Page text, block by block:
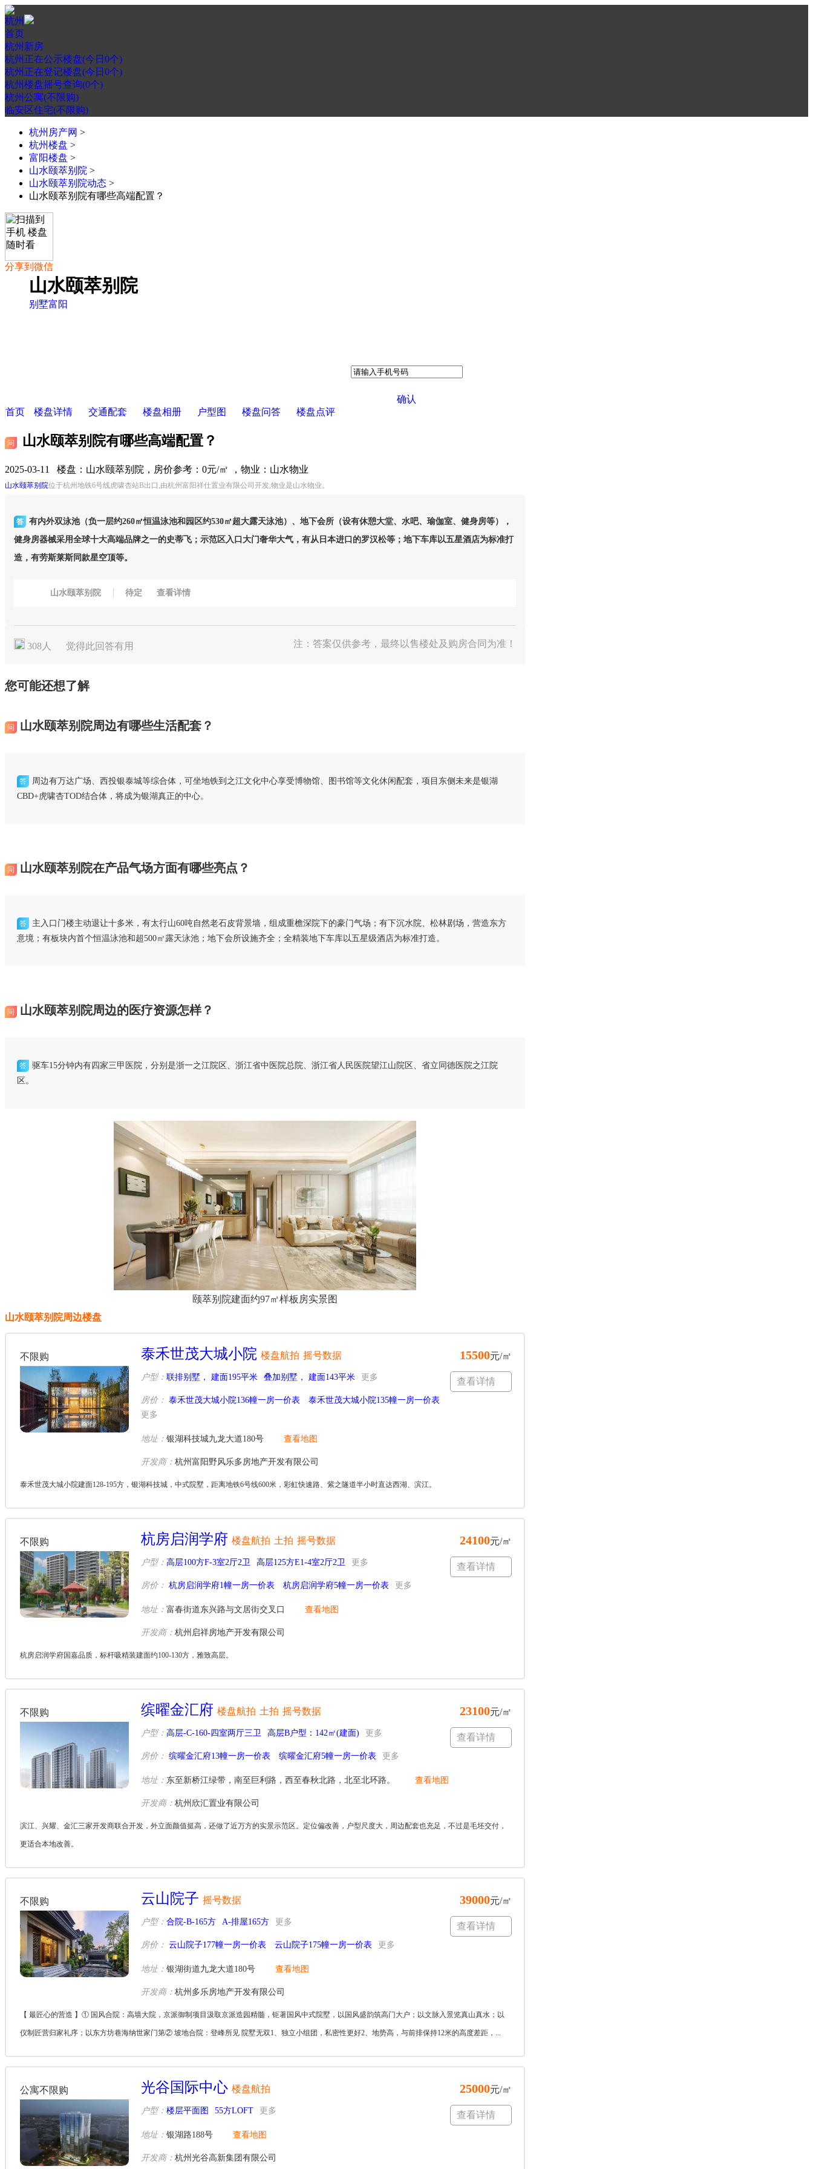
杭州
首页
杭州新房
杭州正在公示楼盘(今日0个)
杭州正在登记楼盘(今日0个)
杭州楼盘摇号查询(0个)
杭州公寓(不限购)
临安区住宅(不限购)
杭州房产网 >
杭州楼盘 >
富阳楼盘 >
山水颐萃别院 >
山水颐萃别院动态 >
山水颐萃别院有哪些高端配置？
分享到微信
山水颐萃别院
别墅富阳
确认
首页
楼盘详情 交通配套 楼盘相册 户型图 楼盘问答 楼盘点评
问 山水颐萃别院有哪些高端配置？
2025-03-11 楼盘： 山水颐萃别院，房价参考：0元/㎡ ，物业：山水物业
山水颐萃别院位于杭州地铁6号线虎啸杏站B出口,由杭州富阳祥仕置业有限公司开发,物业是山水物业。
答
有内外双泳池（负一层约260㎡恒温泳池和园区约530㎡超大露天泳池）、地下会所（设有休憩大堂、水吧、瑜伽室、健身房等），
健身房器械采用全球十大高端品牌之一的史蒂飞；示范区入口大门奢华大气，有从日本进口的罗汉松等；地下车库以五星酒店为标准打
造，有劳斯莱斯同款星空顶等。
山水颐萃别院 待定 查看详情
308 人 觉得此回答有用 注：答案仅供参考，最终以售楼处及购房合同为准！
您可能还想了解
问 山水颐萃别院周边有哪些生活配套？
答
周边有万达广场、西投银泰城等综合体，可坐地铁到之江文化中心享受博物馆、图书馆等文化休闲配套，项目东侧未来是银湖
CBD+虎啸杏TOD结合体，将成为银湖真正的中心。
问 山水颐萃别院在产品气场方面有哪些亮点？
答
主入口门楼主动退让十多米，有太行山60吨自然老石皮背景墙，组成重檐深院下的豪门气场；有下沉水院、松林剧场，营造东方
意境；有板块内首个恒温泳池和超500㎡露天泳池；地下会所设施齐全；全精装地下车库以五星级酒店为标准打造。
问 山水颐萃别院周边的医疗资源怎样？
答
驱车15分钟内有四家三甲医院，分别是浙一之江院区、浙江省中医院总院、浙江省人民医院望江山院区、省立同德医院之江院
区。
颐萃别院建面约97㎡样板房实景图
山水颐萃别院周边楼盘
不限购 泰禾世茂大城小院 楼盘航拍 摇号数据
户型： 联排别墅， 建面195平米 叠加别墅， 建面143平米 更多
房价： 泰禾世茂大城小院136幢一房一价表
泰禾世茂大城小院135幢一房一价表
更多
地址： 银湖科技城九龙大道180号 查看地图
开发商： 杭州富阳野风乐多房地产开发有限公司
15500元/㎡
查看详情
泰禾世茂大城小院建面128-195方，银湖科技城，中式院墅，距离地铁6号线600米，彩虹快速路、紫之隧道半小时直达西湖、滨江。
不限购 杭房启润学府 楼盘航拍 土拍 摇号数据
户型： 高层100方F-3室2厅2卫 高层125方E1-4室2厅2卫 更多
房价： 杭房启润学府1幢一房一价表 杭房启润学府5幢一房一价表 更多
地址： 富春街道东兴路与文居街交叉口 查看地图
开发商： 杭州启祥房地产开发有限公司
24100元/㎡
查看详情
杭房启润学府国嘉品质，标杆吸精装建面约100-130方，雅致高层。
不限购 缤曜金汇府 楼盘航拍 土拍 摇号数据
户型： 高层-C-160-四室两厅三卫 高层B户型：142㎡(建面) 更多
房价： 缤曜金汇府13幢一房一价表 缤曜金汇府5幢一房一价表 更多
地址： 东至新桥江绿带，南至巨利路，西至春秋北路，北至北环路。 查看地图
开发商： 杭州欣汇置业有限公司
23100元/㎡
查看详情
滨江、兴耀、金汇三家开发商联合开发，外立面颜值挺高，还做了近万方的实景示范区。定位偏改善，户型尺度大，周边配套也充足，不过是毛坯交付，
更适合本地改善。
不限购 云山院子 摇号数据
户型： 合院-B-165方 A-排屋165方 更多
房价： 云山院子177幢一房一价表 云山院子175幢一房一价表 更多
地址： 银湖街道九龙大道180号 查看地图
开发商： 杭州多乐房地产开发有限公司
39000元/㎡
查看详情
【 最匠心的营造 】① 国风合院：高墙大院，京派御制项目汲取京派造园精髓，钜著国风中式院墅，以国风盛韵筑高门大户；以文脉入景览真山真水；以
仪制匠营归家礼序；以东方坊巷海纳世家门第② 坡地合院：登峰所见 院墅无双1、独立小组团，私密性更好2、地势高，与前排保持12米的高度差距，...
公寓不限购 光谷国际中心 楼盘航拍
户型： 楼层平面图 55方LOFT 更多
地址： 银湖路188号 查看地图
开发商： 杭州光谷高新集团有限公司
25000元/㎡
查看详情